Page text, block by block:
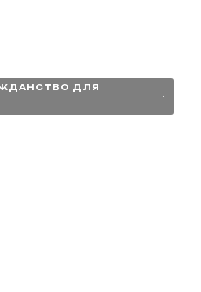
ДЛЯ